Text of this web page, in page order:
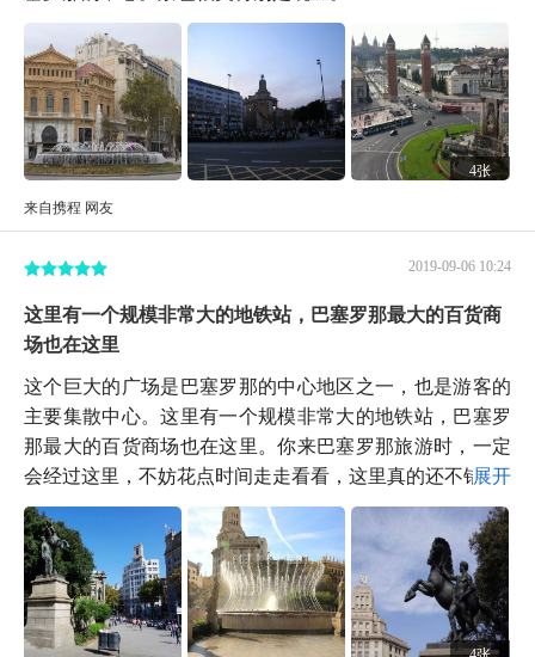
4张
来自携程 网友
2019-09-06 10:24
这里有一个规模非常大的地铁站，巴塞罗那最大的百货商
场也在这里
这个巨大的广场是巴塞罗那的中心地区之一，也是游客的
主要集散中心。这里有一个规模非常大的地铁站，巴塞罗
那最大的百货商场也在这里。你来巴塞罗那旅游时，一定
会经过这里，不妨花点时间走走看看，这里真的还不错。
展开
4张